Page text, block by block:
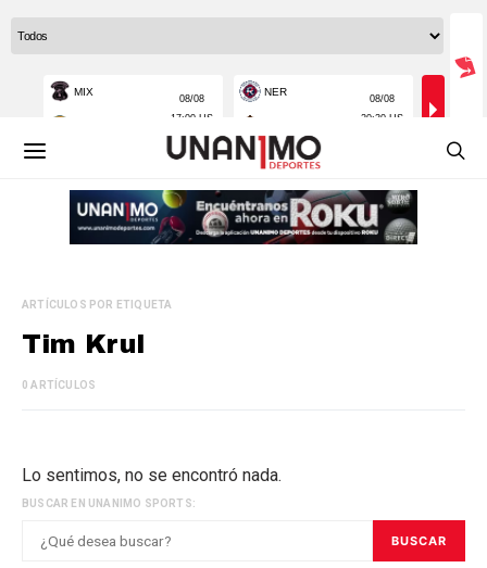
ARTÍCULOS POR ETIQUETA
Tim Krul
0 ARTÍCULOS
Lo sentimos, no se encontró nada.
BUSCAR EN UNANIMO SPORTS:
BUSCAR